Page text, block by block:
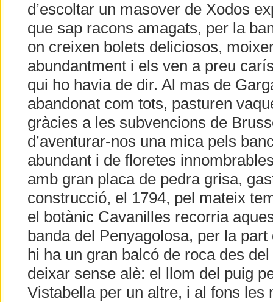
d’escoltar un masover de Xodos
que sap racons amagats, per la
on creixen bolets deliciosos,
abundantment i els ven a preu
qui ho havia de dir. Al mas de
abandonat com tots, pasturen
gràcies a les subvencions de
d’aventurar-nos una mica pels
abundant i de floretes
amb gran placa de pedra grisa,
construcció, el 1794, pel mateix
el botànic Cavanilles recorria
banda del Penyagolosa, per la
hi ha un gran balcó de roca des
deixar sense alè: el llom del puig
Vistabella per un altre, i al fons les